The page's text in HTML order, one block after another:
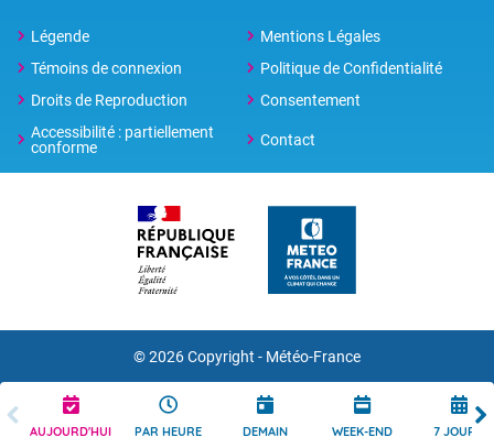
AUJOURD'HUI PAR HEURE DEMAIN WEEK-END 7 JOURS
Légende
Mentions Légales
Témoins de connexion
Politique de Confidentialité
Droits de Reproduction
Consentement
Accessibilité : partiellement
conforme
Contact
© 2026 Copyright - Météo-France